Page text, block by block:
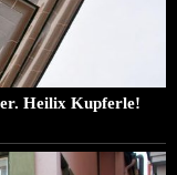
Heilix Kupferle!